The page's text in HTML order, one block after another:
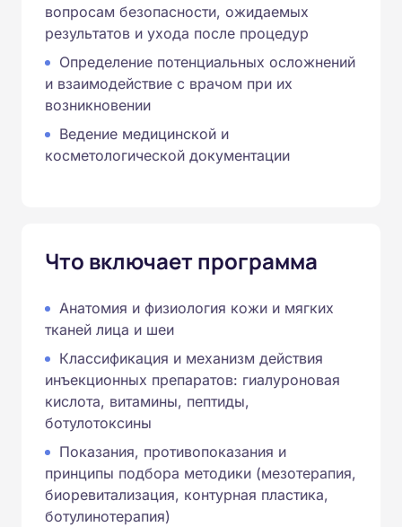
вопросам безопасности, ожидаемых
результатов и ухода после процедур
Определение потенциальных осложнений
и взаимодействие с врачом при их
возникновении
Ведение медицинской и
косметологической документации
Что включает программа
Анатомия и физиология кожи и мягких
тканей лица и шеи
Классификация и механизм действия
инъекционных препаратов: гиалуроновая
кислота, витамины, пептиды,
ботулотоксины
Показания, противопоказания и
принципы подбора методики (мезотерапия,
биоревитализация, контурная пластика,
ботулинотерапия)